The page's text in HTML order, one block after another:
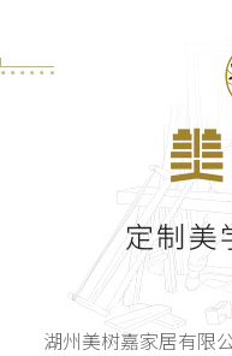
湖州美树嘉家居有限